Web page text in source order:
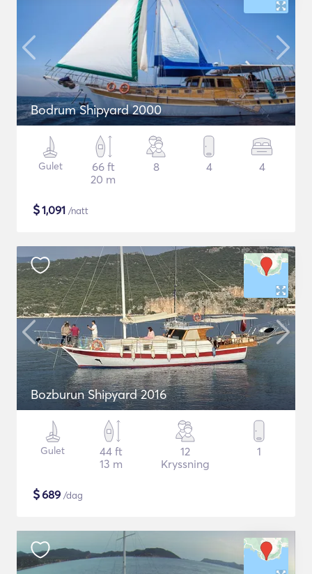
Bodrum Shipyard 2000
Gulet
66 ft
20 m
8 4 4
$1,091 /natt
Bozburun Shipyard 2016
Gulet
44 ft
13 m
12
Kryssning
1
$689 /dag